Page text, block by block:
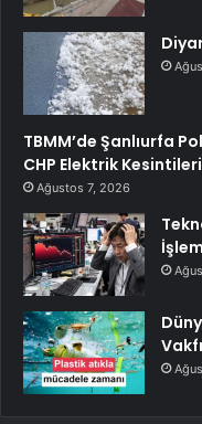
TBMM’de Şanlıurfa
CHP Elektrik
Ağustos 7, 2026